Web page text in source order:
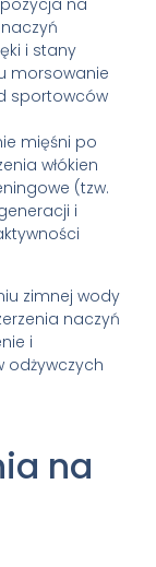
na
i stany
morsowanie
sportowców
mięśni po
włókien
(tzw.
i
zimnej wody
naczyń
i
odżywczych
na